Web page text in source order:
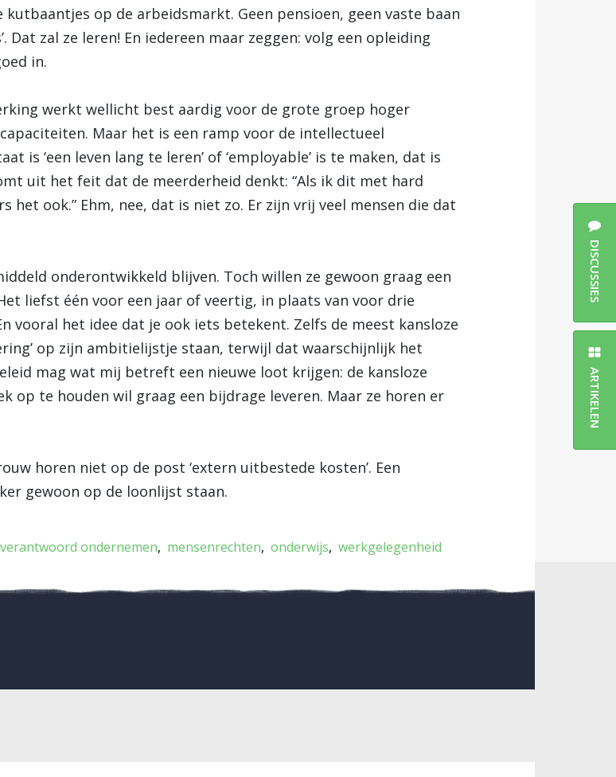
op de arbeidsmarkt. Geen pensioen, geen vaste baan
Dat zal ze leren! En iedereen maar zeggen: volg een opleiding
in.
werkt wellicht best aardig voor de grote groep hoger
Maar het is een ramp voor de intellectueel
is ‘een leven lang te leren’ of ‘employable’ is te maken, dat is
uit het feit dat de meerderheid denkt: “Als ik dit met hard
het ook.” Ehm, nee, dat is niet zo. Er zijn vrij veel mensen die dat
onderontwikkeld blijven. Toch willen ze gewoon graag een
liefst één voor een jaar of veertig, in plaats van voor drie
vooral het idee dat je ook iets betekent. Zelfs de meest kansloze
op zijn ambitielijstje staan, terwijl dat waarschijnlijk het
mag wat mij betreft een nieuwe loot krijgen: de kansloze
op te houden wil graag een bijdrage leveren. Maar ze horen er
horen niet op de post ‘extern uitbestede kosten’. Een
gewoon op de loonlijst staan.
ondernemen mensenrechten onderwijs werkgelegenheid
DISCUSSIES
ARTIKELEN